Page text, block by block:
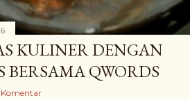
KULINER DENGAN
BERSAMA QWORDS